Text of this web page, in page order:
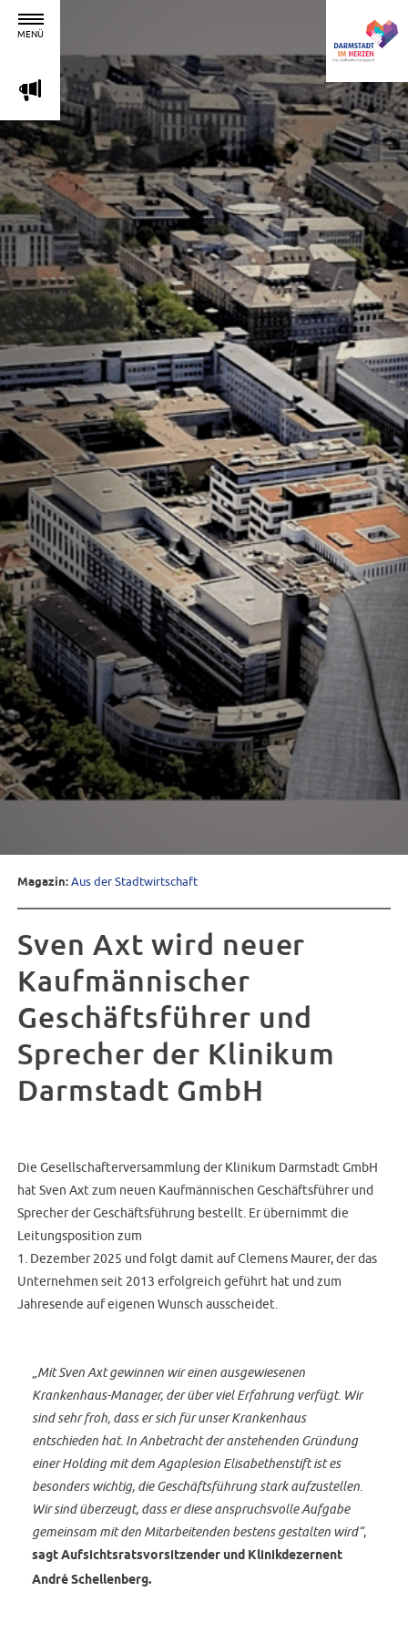
MENÜ
m
Magazin:Aus der Stadtwirtschaft
Sven Axt wird neuer
Kaufmännischer
Geschäftsführer und
Sprecher der Klinikum
Darmstadt GmbH
Die Gesellschafterversammlung der Klinikum Darmstadt GmbH
hat Sven Axt zum neuen Kaufmännischen Geschäftsführer und
Sprecher der Geschäftsführung bestellt. Er übernimmt die
Leitungsposition zum
1. Dezember 2025 und folgt damit auf Clemens Maurer, der das
Unternehmen seit 2013 erfolgreich geführt hat und zum
Jahresende auf eigenen Wunsch ausscheidet.
„Mit Sven Axt gewinnen wir einen ausgewiesenen
Krankenhaus-Manager, der über viel Erfahrung verfügt. Wir
sind sehr froh, dass er sich für unser Krankenhaus
entschieden hat. In Anbetracht der anstehenden Gründung
einer Holding mit dem Agaplesion Elisabethenstift ist es
besonders wichtig, die Geschäftsführung stark aufzustellen.
Wir sind überzeugt, dass er diese anspruchsvolle Aufgabe
gemeinsam mit den Mitarbeitenden bestens gestalten wird“,
sagt Aufsichtsratsvorsitzender und Klinikdezernent
André Schellenberg.